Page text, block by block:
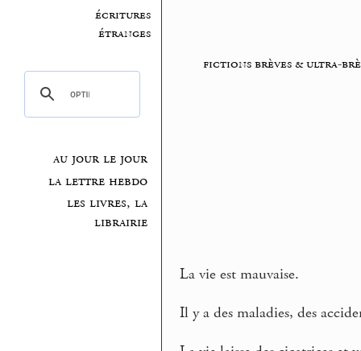
écritures
étranges
au jour le jour
la lettre hebdo
les livres, la
librairie
fictions brèves & ultra-
La vie est mauvaise.
Il y a des maladies, des